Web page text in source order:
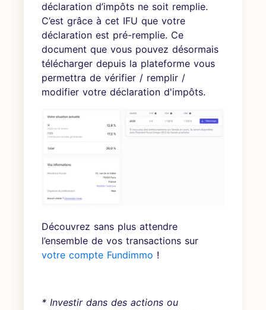
déclaration d’impôts ne soit remplie.
C’est grâce à cet IFU que votre
déclaration est pré-remplie. Ce
document que vous pouvez désormais
télécharger depuis la plateforme vous
permettra de vérifier / remplir /
modifier votre déclaration d'impôts.
Découvrez sans plus attendre
l’ensemble de vos transactions sur
votre compte Fundimmo !
* Investir dans des actions ou